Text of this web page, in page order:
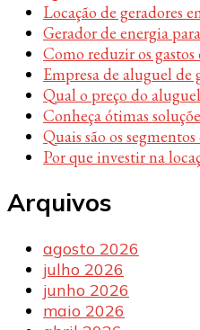
Locação de geradores
Gerador de energia
Como reduzir os gastos
Empresa de aluguel de
Qual o preço do
Conheça ótimas
Quais são os
Por que investir na
Arquivos
agosto 2026
julho 2026
junho 2026
maio 2026